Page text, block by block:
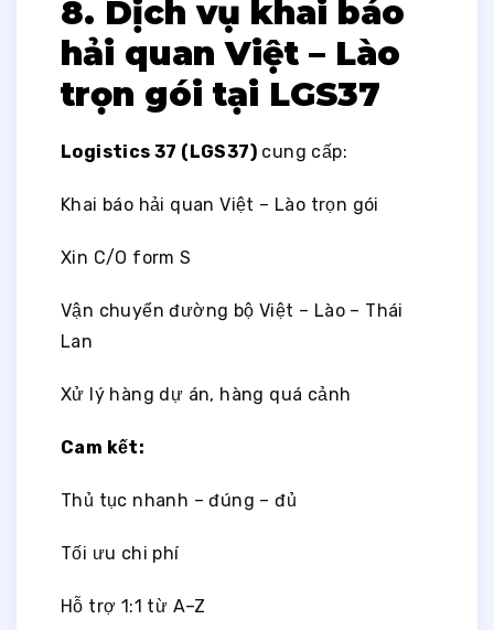
8. Dịch vụ khai báo
hải quan Việt – Lào
trọn gói tại LGS37
Logistics 37 (LGS37) cung cấp:
Khai báo hải quan Việt – Lào trọn gói
Xin C/O form S
Vận chuyển đường bộ Việt – Lào – Thái
Lan
Xử lý hàng dự án, hàng quá cảnh
Cam kết:
Thủ tục nhanh – đúng – đủ
Tối ưu chi phí
Hỗ trợ 1:1 từ A–Z